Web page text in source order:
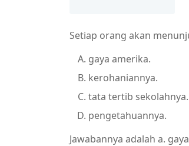
Setiap orang akan
gaya amerika.
kerohaniannya.
tata tertib sekolahnya.
pengetahuannya.
Jawabannya adalah a.